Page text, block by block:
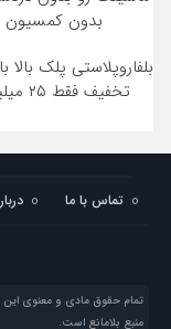
بدون کمسیون
تخفیف فقط ۲۵ میلیون
تماس با ما
تمام حقوق مادی و معنوی این
منبع بلامانع است.